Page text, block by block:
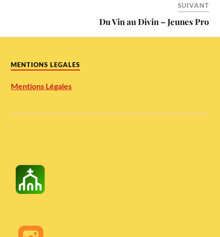
SUIVANT
Du Vin au Divin – Jeunes Pro
MENTIONS LEGALES
Mentions Légales